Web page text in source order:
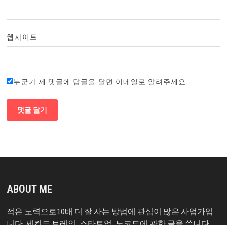
웹사이트
누군가 제 댓글에 답글을 달면 이메일로 알려주세요.
ABOUT ME
적은 노력으로10배 더 잘 사는 방법에 관심이 많은 사업가입